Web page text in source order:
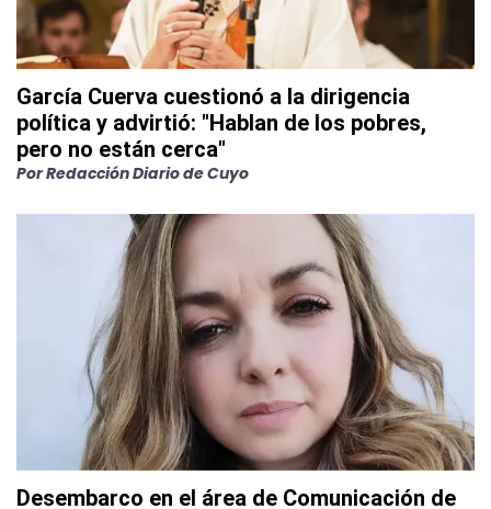
García Cuerva cuestionó a la dirigencia
política y advirtió: "Hablan de los pobres,
pero no están cerca"
PorRedacción Diario de Cuyo
Desembarco en el área de Comunicación de